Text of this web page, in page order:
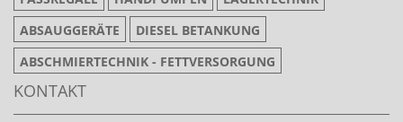
ABSAUGGERÄTE
DIESEL BETANKUNG
ABSCHMIERTECHNIK - FETTVERSORGUNG
KONTAKT